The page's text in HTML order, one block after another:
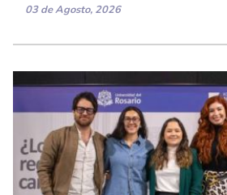
03 de Agosto, 2026